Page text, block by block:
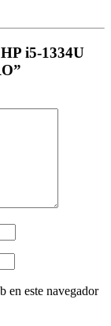
i5-1334U
en este navegador